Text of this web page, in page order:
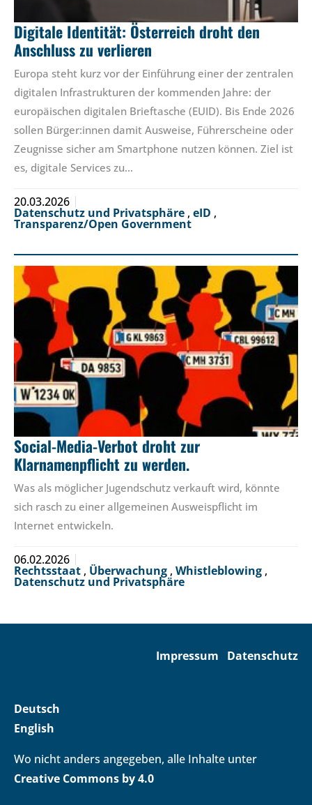
Digitale Identität: Österreich droht den
Anschluss zu verlieren
Europa steht kurz vor der Einführung einer der zentralen
digitalen Infrastrukturen der kommenden Jahre: der
europäischen digitalen Brieftasche (EUID). Bis Ende 2026
sollen Bürger:innen damit Ausweise, Führerscheine oder
Zeugnisse sicher am Smartphone nutzen können. Ziel ist
es, digitale Services zu…
20.03.2026
Datenschutz und Privatsphäre , eID ,
Transparenz/Open Government
Social-Media-Verbot droht zur
Klarnamenpflicht zu werden.
Was als möglicher Jugendschutz verkauft wird, könnte
sich rasch zu einer allgemeinen Ausweispflicht im
Internet entwickeln.
06.02.2026
Rechtsstaat , Überwachung , Whistleblowing ,
Datenschutz und Privatsphäre
Impressum Datenschutz
Deutsch
English
Wo nicht anders angegeben, alle Inhalte unter
Creative Commons by 4.0